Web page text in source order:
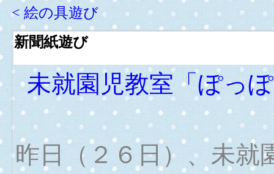
< 絵の具遊び
新聞紙遊び
未就園児教室「ぽっ
昨日（２６日）、未就